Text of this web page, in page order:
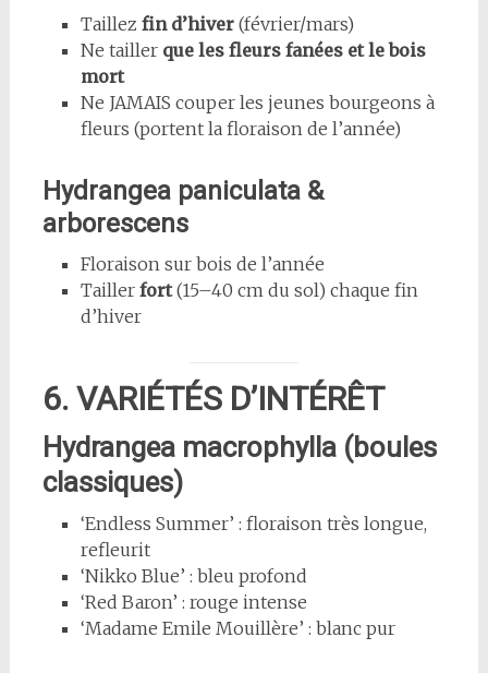
Taillez fin d’hiver(février/mars)
Ne tailler que les fleurs fanées et le bois
mort
Ne JAMAIS couper les jeunes bourgeons à
fleurs (portent la floraison de l’année)
Hydrangea paniculata &
arborescens
Floraison sur bois de l’année
Tailler fort(15–40 cm du sol) chaque fin
d’hiver
6. VARIÉTÉS D’INTÉRÊT
Hydrangea macrophylla (boules
classiques)
‘Endless Summer’ : floraison très longue,
refleurit
‘Nikko Blue’ : bleu profond
‘Red Baron’ : rouge intense
‘Madame Emile Mouillère’ : blanc pur